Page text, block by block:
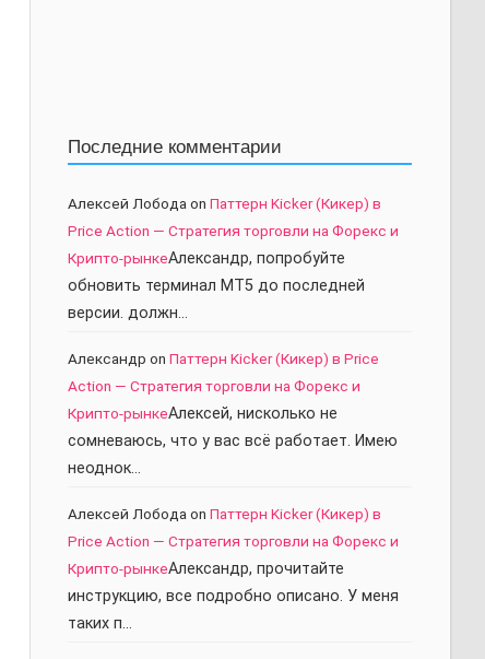
Последние комментарии
Алексей Лободаon Паттерн Kicker (Кикер) в
Price Action — Стратегия торговли на Форекс и
Крипто-рынкеАлександр, попробуйте
обновить терминал МТ5 до последней
версии. должн…
Александр on Паттерн Kicker (Кикер) в Price
Action — Стратегия торговли на Форекс и
Крипто-рынкеАлексей, нисколько не
сомневаюсь, что у вас всё работает. Имею
неоднок…
Алексей Лободаon Паттерн Kicker (Кикер) в
Price Action — Стратегия торговли на Форекс и
Крипто-рынкеАлександр, прочитайте
инструкцию, все подробно описано. У меня
таких п…